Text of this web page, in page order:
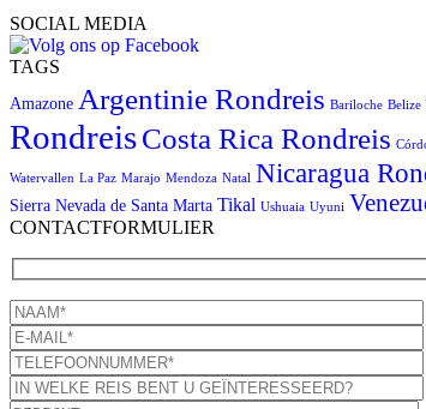
SOCIAL MEDIA
TAGS
Amazone Argentinie Rondreis Bariloche Belize
RondreisCosta Rica Rondreis
Watervallen La Paz Marajo Mendoza Natal Nicaragua
Sierra Nevada de Santa Marta Tikal Ushuaia Uyuni
CONTACTFORMULIER